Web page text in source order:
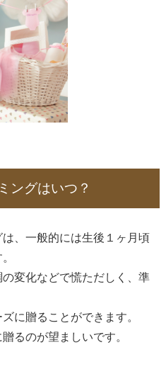
ングはいつ？
、一般的には生後１ヶ月頃
変化などで慌ただしく、準
に贈ることができます。
るのが望ましいです。